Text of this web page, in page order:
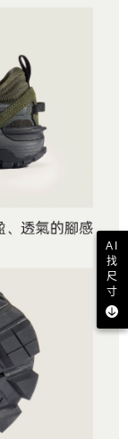
AI
找
尺
寸